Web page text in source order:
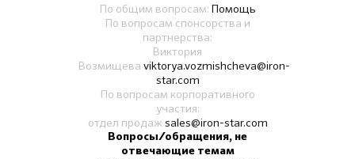
По общим вопросам: Помощь
По вопросам спонсорства и
партнерства:
Виктория
Возмищева viktorya.vozmishcheva@iron-
star.com
По вопросам корпоративного
участия:
отдел продаж sales@iron-star.com
Вопросы/обращения, не
отвечающие темам